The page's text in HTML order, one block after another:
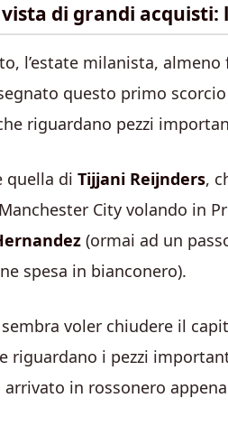
di grandi acquisti:
l’estate milanista,
questo primo
riguardano pezzi
quella di Tijjani Reijnders,
City volando in
(ormai ad un
spesa in bianconero).
voler chiudere il
riguardano i pezzi
arrivato in rossonero